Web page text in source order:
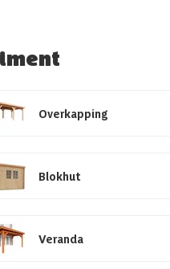
Overkapping
Blokhut
Veranda